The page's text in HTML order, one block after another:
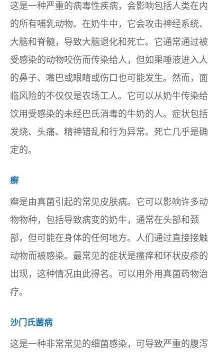
这是一种严重的病毒性疾病，会影响包括人类在内
的所有哺乳动物。在奶牛中，它会攻击神经系统、
大脑和脊髓，导致大脑退化和死亡。它通常通过被
受感染的动物咬伤而传染给人，但如果唾液进入人
的鼻子、嘴巴或眼睛或伤口也可能发生。然而，面
临风险的不仅仅是农场工人。它可以从奶牛传染给
饮用受感染的未经巴氏消毒的牛奶的人。症状包括
发烧、头痛、精神错乱和行为异常。死亡几乎是确
定的。
癣
癣是由真菌引起的常见皮肤病。它可以影响许多动
物物种，包括导致病变的奶牛，通常在头部和颈
部，但可能在身体的任何地方。人们通过直接接触
动物而被感染。最常见的症状是瘙痒和环状皮疹的
出现，这种情况由此得名。可以用外用真菌药物治
疗。
沙门氏菌病
这是一种非常常见的细菌感染，可导致严重的腹泻